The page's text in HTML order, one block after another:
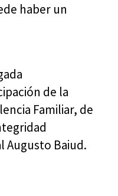
haber un
de la
Familiar, de
Augusto Baiud.